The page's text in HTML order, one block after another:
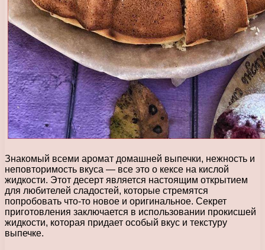
Знакомый всеми аромат домашней выпечки, нежность и
неповторимость вкуса — все это о кексе на кислой
жидкости. Этот десерт является настоящим открытием
для любителей сладостей, которые стремятся
попробовать что-то новое и оригинальное. Секрет
приготовления заключается в использовании прокисшей
жидкости, которая придает особый вкус и текстуру
выпечке.